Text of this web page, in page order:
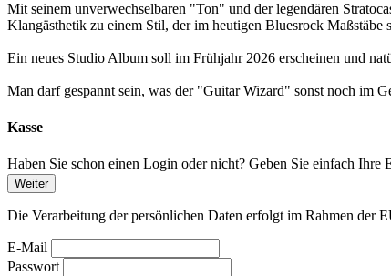
Mit seinem unverwechselbaren "Ton" und der legendären
Klangästhetik zu einem Stil, der im heutigen Bluesrock Maßstäbe
Ein neues Studio Album soll im Frühjahr 2026 erscheinen und
Man darf gespannt sein, was der "Guitar Wizard" sonst noch im
Kasse
Haben Sie schon einen Login oder nicht? Geben Sie einfach
Weiter
Die Verarbeitung der persönlichen Daten erfolgt im Rahmen der
E-Mail
Passwort